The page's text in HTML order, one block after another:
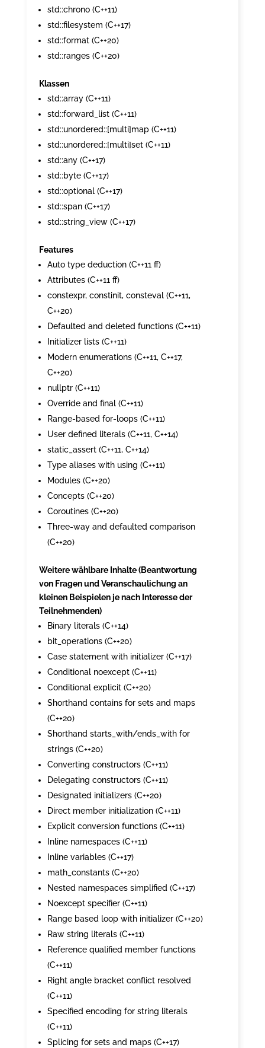
std::chrono (C++11)
std::filesystem (C++17)
std::format (C++20)
std::ranges (C++20)
Klassen
std::array (C++11)
std::forward_list (C++11)
std::unordered::[multi]map (C++11)
std::unordered::[multi]set (C++11)
std::any (C++17)
std::byte (C++17)
std::optional (C++17)
std::span (C++17)
std::string_view (C++17)
Features
Auto type deduction (C++11 ff)
Attributes (C++11 ff)
constexpr, constinit, consteval (C++11,
C++20)
Defaulted and deleted functions (C++11)
Initializer lists (C++11)
Modern enumerations (C++11, C++17,
C++20)
nullptr (C++11)
Override and final (C++11)
Range-based for-loops (C++11)
User defined literals (C++11, C++14)
static_assert (C++11, C++14)
Type aliases with using (C++11)
Modules (C++20)
Concepts (C++20)
Coroutines (C++20)
Three-way and defaulted comparison
(C++20)
Weitere wählbare Inhalte (Beantwortung
von Fragen und Veranschaulichung an
kleinen Beispielen je nach Interesse der
Teilnehmenden)
Binary literals (C++14)
bit_operations (C++20)
Case statement with initializer (C++17)
Conditional noexcept (C++11)
Conditional explicit (C++20)
Shorthand contains for sets and maps
(C++20)
Shorthand starts_with/ends_with for
strings (C++20)
Converting constructors (C++11)
Delegating constructors (C++11)
Designated initializers (C++20)
Direct member initialization (C++11)
Explicit conversion functions (C++11)
Inline namespaces (C++11)
Inline variables (C++17)
math_constants (C++20)
Nested namespaces simplified (C++17)
Noexcept specifier (C++11)
Range based loop with initializer (C++20)
Raw string literals (C++11)
Reference qualified member functions
(C++11)
Right angle bracket conflict resolved
(C++11)
Specified encoding for string literals
(C++11)
Splicing for sets and maps (C++17)